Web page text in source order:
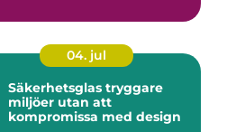
04. jul
Säkerhetsglas tryggare
miljöer utan att
kompromissa med design